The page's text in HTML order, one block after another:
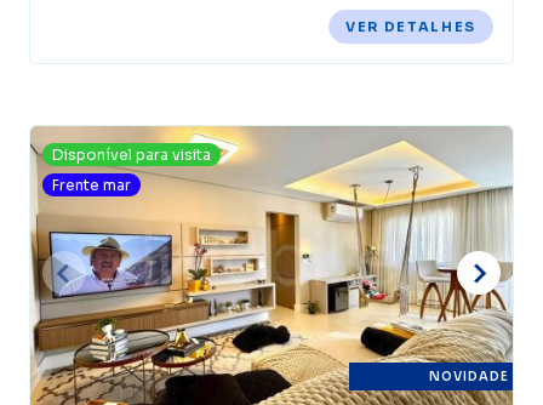
VER DETALHES
Disponível para visita
Frente mar
NOVIDADE